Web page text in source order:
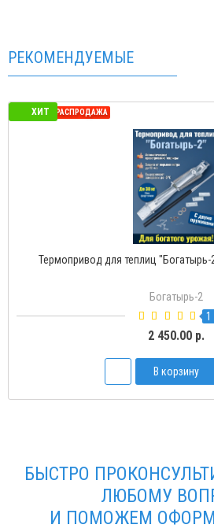
РЕКОМЕНДУЕМЫЕ
ХИТ
СЕЗОННАЯ РАСПРОДАЖА
Термопривод для теплиц
Богатырь-Д
2
1 500.00 р.
В корзину
БЫСТРО
ЛЮБОМУ
И ПОМОЖЕМ